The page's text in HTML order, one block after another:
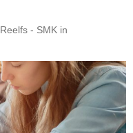
- SMK in